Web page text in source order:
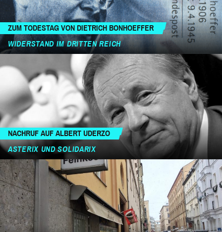
ZUM TODESTAG VON DIETRICH BONHOEFFER
WIDERSTAND IM DRITTEN REICH
NACHRUF AUF ALBERT UDERZO
ASTERIX UND SOLIDARIX